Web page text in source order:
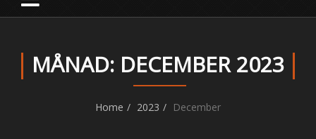
MÅNAD: DECEMBER 2023
Home 2023 December